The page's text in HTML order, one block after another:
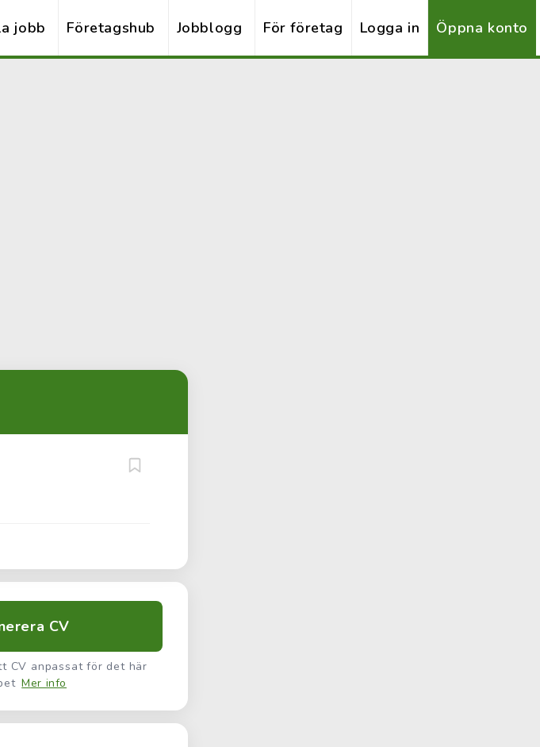
jobb Företagshub Jobblogg För företag Logga in Öppna konto
CV
CV anpassat för det här
Mer info